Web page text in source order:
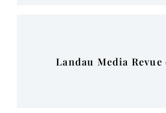
Landau Media Revue